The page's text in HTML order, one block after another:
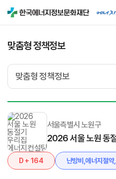
맞춤형 정책정보
맞춤형 정책정보
서울측별시 노원구
2026 서울 노원 동
D + 164 난방비,에너지절